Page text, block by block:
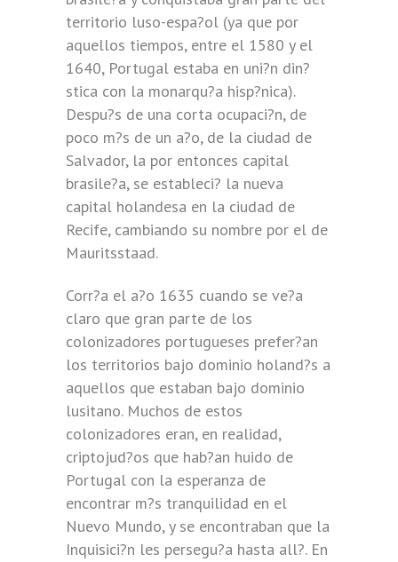
territorio luso-espa?ol (ya que por
aquellos tiempos, entre el 1580 y el
1640, Portugal estaba en uni?n din?
stica con la monarqu?a hisp?nica).
Despu?s de una corta ocupaci?n, de
poco m?s de un a?o, de la ciudad de
Salvador, la por entonces capital
brasile?a, se estableci? la nueva
capital holandesa en la ciudad de
Recife, cambiando su nombre por el de
Mauritsstaad.
Corr?a el a?o 1635 cuando se ve?a
claro que gran parte de los
colonizadores portugueses prefer?an
los territorios bajo dominio holand?s a
aquellos que estaban bajo dominio
lusitano. Muchos de estos
colonizadores eran, en realidad,
criptojud?os que hab?an huido de
Portugal con la esperanza de
encontrar m?s tranquilidad en el
Nuevo Mundo, y se encontraban que la
Inquisici?n les persegu?a hasta all?. En